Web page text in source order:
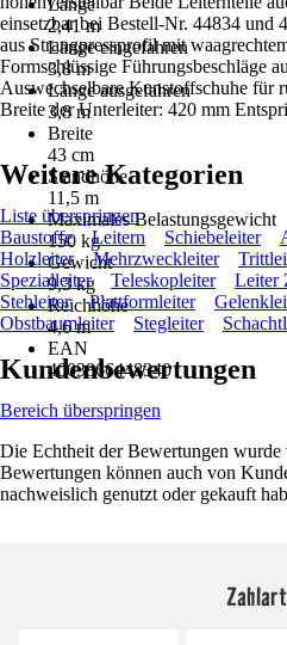
Länge
2,41 m
Länge eingefahren
3,8 m
Länge ausgefahren
3,8 m
Breite
43 cm
Standhöhe
11,5 m
Maximales Belastungsgewicht
150 kg
Gewicht
9,3 kg
Reichhöhe
4,6 m
EAN
4003866448340
einsetzbar bei Bestell-Nr. 44834 und
aus Strangpressprofil mit
Formschlüssige Führungsbeschläge
Auswechselbare Kunstoffschuhe für
Breite der Unterleiter: 420 mm
Weitere Kategorien
Liste überspringen
Baustoffe
Leitern Schiebeleiter
Holzleiter
Mehrzweckleiter
Spezialleiter
Teleskopleiter
Leiter
Stehleiter
Plattformleiter
Obstbaumleiter
Stegleiter
Kundenbewertungen
Bereich überspringen
Die Echtheit der Bewertungen
Bewertungen können auch von
nachweislich genutzt oder gekauft